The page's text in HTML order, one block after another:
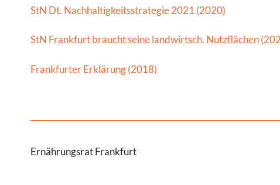
StN Dt. Nachhaltigkeitsstrategie 2021 (2020)
StN Frankfurt braucht seine landwirtsch. Nutzflächen
Frankfurter Erklärung (2018)
Ernährungsrat Frankfurt